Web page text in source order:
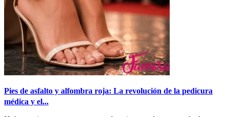
Pies de asfalto y alfombra roja: La revolución de la pedicura
médica y el...